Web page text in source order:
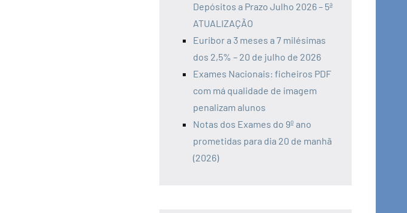
Depósitos a Prazo Julho 2026 – 5ª
ATUALIZAÇÃO
Euribor a 3 meses a 7 milésimas
dos 2,5% – 20 de julho de 2026
Exames Nacionais: ficheiros PDF
com má qualidade de imagem
penalizam alunos
Notas dos Exames do 9º ano
prometidas para dia 20 de manhã
(2026)